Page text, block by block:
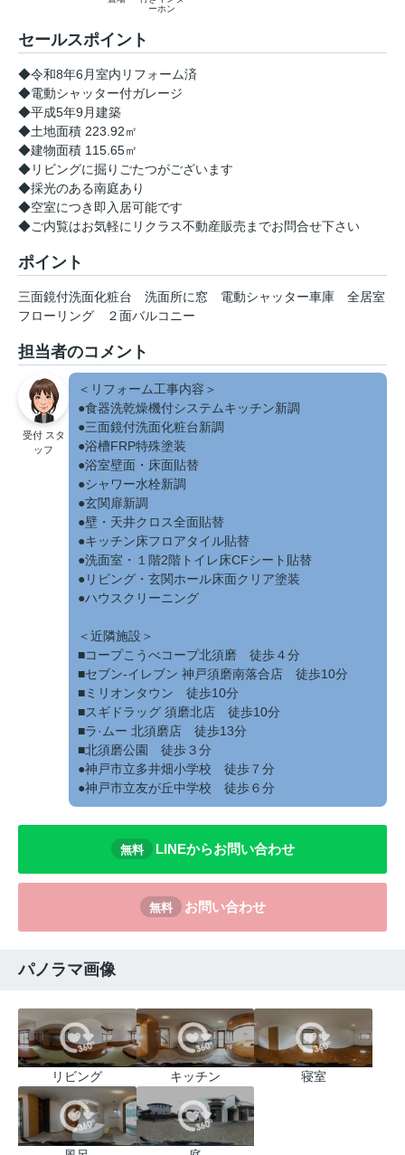
ーホン
セールスポイント
◆令和8年6月室内リフォーム済
◆電動シャッター付ガレージ
◆平成5年9月建築
◆土地面積 223.92㎡
◆建物面積 115.65㎡
◆リビングに掘りごたつがございます
◆採光のある南庭あり
◆空室につき即入居可能です
◆ご内覧はお気軽にリクラス不動産販売までお問合せ下さい
ポイント
三面鏡付洗面化粧台 洗面所に窓 電動シャッター車庫
全居室
フローリング
２面バルコニー
担当者のコメント
受付 スタ
ッフ
＜リフォーム工事内容＞
●食器洗乾燥機付システムキッチン新調
●三面鏡付洗面化粧台新調
●浴槽FRP特殊塗装
●浴室壁面・床面貼替
●シャワー水栓新調
●玄関扉新調
●壁・天井クロス全面貼替
●キッチン床フロアタイル貼替
●洗面室・１階2階トイレ床CFシート貼替
●リビング・玄関ホール床面クリア塗装
●ハウスクリーニング
＜近隣施設＞
■コープこうべコープ北須磨 徒歩４分
■セブン-イレブン 神戸須磨南落合店 徒歩10分
■ミリオンタウン 徒歩10分
■スギドラッグ 須磨北店 徒歩10分
■ラ·ムー 北須磨店 徒歩13分
■北須磨公園 徒歩３分
●神戸市立多井畑小学校 徒歩７分
●神戸市立友が丘中学校 徒歩６分
無料 LINEからお問い合わせ
無料 お問い合わせ
パノラマ画像
リビング キッチン 寝室